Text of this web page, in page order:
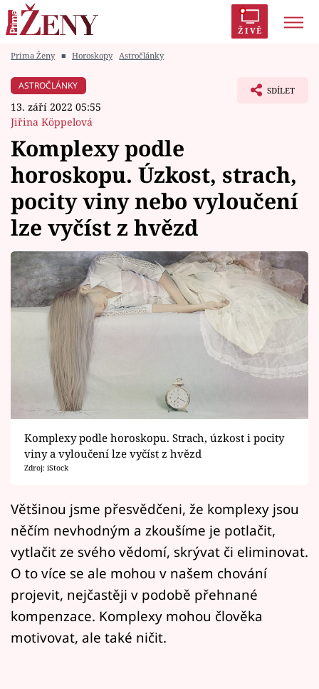
ŽIVĚ
Módní alarm
Témata
Celebrity
Vztahy
Seriály
Horoskopy
Sledujte prima+
Filmový festival Karlovy Vary
Mámy sobě
Přihlášení
Sledujte nás
Prima Ženy ■ Horoskopy Astročlánky
ASTROČLÁNKY
13. září 2022 05:55
Jiřina Köppelová
SDÍLET
Komplexy podle
horoskopu. Úzkost, strach,
pocity viny nebo vyloučení
lze vyčíst z hvězd
Komplexy podle horoskopu. Strach, úzkost i pocity
viny a vyloučení lze vyčíst z hvězd
Zdroj: iStock
Většinou jsme přesvědčeni, že komplexy jsou
něčím nevhodným a zkoušíme je potlačit,
vytlačit ze svého vědomí, skrývat či eliminovat.
O to více se ale mohou v našem chování
projevit, nejčastěji v podobě přehnané
kompenzace. Komplexy mohou člověka
motivovat, ale také ničit.